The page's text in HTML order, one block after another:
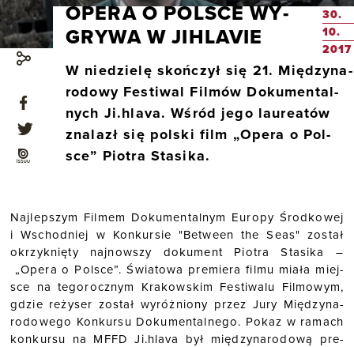
OPERA O POL­SCE WY­
GRY­WA W JIH­LA­VIE
30.
10.
2017
W nie­dzie­lę skoń­czył się 21. Mię­dzy­na­
ro­do­wy Fe­sti­wal Fil­mów Do­ku­men­tal­
nych Ji.hlava. Wśród jego lau­re­atów
zna­lazł się pol­ski film „Opera o Pol­
sce” Pio­tra Sta­si­ka.
Naj­lep­szym Fil­mem Do­ku­men­tal­nym Eu­ro­py Środ­ko­wej
i Wschod­niej w Kon­kur­sie "Be­twe­en the Seas" zo­stał
okrzyk­nię­ty naj­now­szy do­ku­ment Pio­tra Sta­si­ka –
„Opera o Pol­sce”. Świa­to­wa pre­mie­ra filmu miała miej­
sce na te­go­rocz­nym Kra­kow­skim Fe­sti­wa­lu Fil­mo­wym,
gdzie re­ży­ser zo­stał wy­róż­nio­ny przez Jury Mię­dzy­na­
ro­do­we­go Kon­kur­su Do­ku­men­tal­ne­go. Pokaz w ra­mach
kon­kur­su na MFFD Ji.hlava był mię­dzy­na­ro­do­wą pre­